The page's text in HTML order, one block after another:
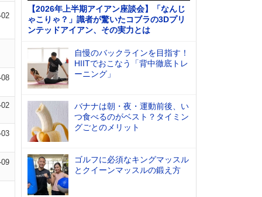
【2026年上半期アイアン座談会】「なんじ
ゃこりゃ？」識者が驚いたコブラの3Dプリ
ンテッドアイアン、その実力とは
自慢のバックラインを目指す！
HIITでおこなう「背中徹底トレ
ーニング」
バナナは朝・夜・運動前後、い
つ食べるのがベスト？タイミン
グごとのメリット
ゴルフに必須なキングマッスル
とクイーンマッスルの鍛え方